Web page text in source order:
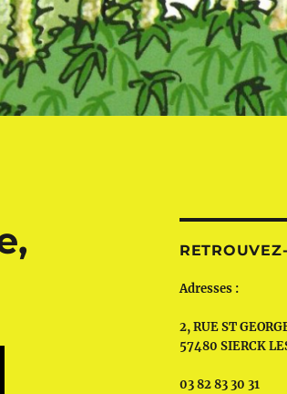
Adresses :
2, RUE ST
57480 SIERCK
03 82 83 30 31